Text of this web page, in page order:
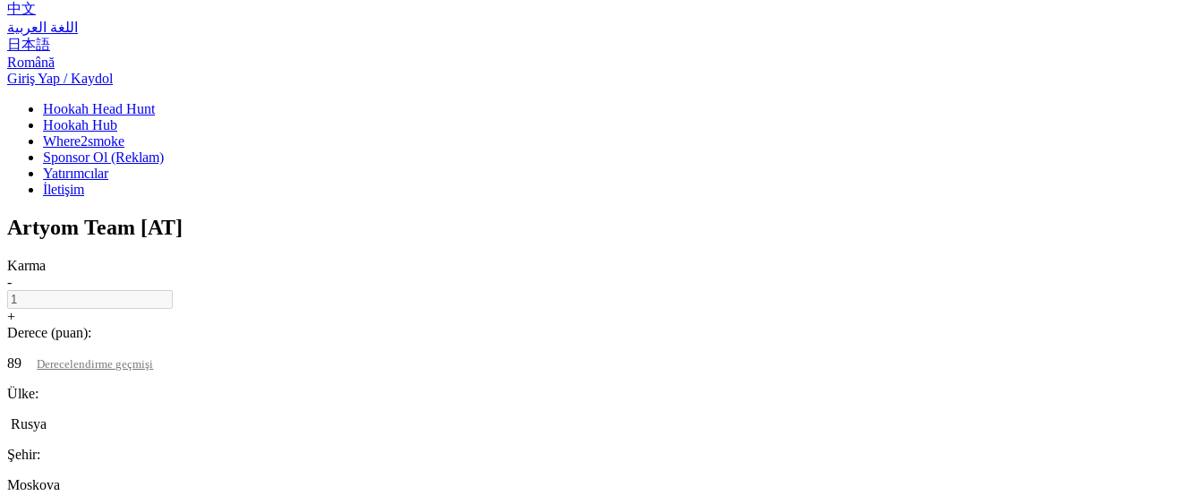
中文
اللغة العربية
日本語
Română
Giriş Yap / Kaydol
Hookah Head Hunt
Hookah Hub
Where2smoke
Sponsor Ol (Reklam)
Yatırımcılar
İletişim
Artyom Team [AT]
Karma
-
+
Derece (puan):
89
Derecelendirme geçmişi
Ülke:
Rusya
Şehir:
Moskova